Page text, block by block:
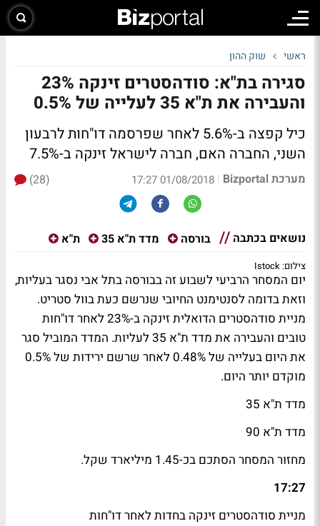
ראשי שוק ההון
סגירה בת"א: סודהסטרים זינקה 23%
והעבירה את ת"א 35 לעלייה של 0.5%
כיל קפצה ב-5.6% לאחר שפרסמה דו"חות לרבעון
השני, החברה האם, חברה לישראל זינקה ב-7.5%
מערכת Bizportal |
01/08/2018 17:27
(28)
נושאים בכתבה בורסה מדד ת"א 35 ת"א
צילום: Istock
יום המסחר הרביעי לשבוע זה בבורסה בתל אבי נסגר בעליות,
וזאת בדומה לסנטימנט החיובי שנרשם כעת בוול סטריט.
מניית סודהסטרים הדואלית זינקה ב-23% לאחר דו"חות
טובים והעבירה את מדד ת"א 35 לעליות. המדד המוביל סגר
את היום בעלייה של 0.48% לאחר שרשם ירידות של 0.5%
מוקדם יותר היום.
מדד ת"א 35
מדד ת"א 90
מחזור המסחר הסתכם בכ-1.45 מיליארד שקל.
17:27
מניית סודהסטרים זינקה בחדות לאחר דו"חות